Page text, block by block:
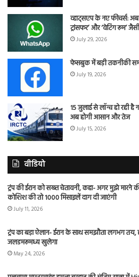
व्हाट्सएप के नए फीचर्स: अब
ट्रांसफर’ और ‘वेटिंग रूम’
July 29, 2026
फेसबुक में बड़ी तकनीकी
July 19, 2026
15 जुलाई से लॉन्च हो रही
अब होगी आसान और तेज
July 15, 2026
वीडियो
ट्रंप की ईरान को सख्त चेतावनी, कहा- अगर मुझे मारने
कोशिश की तो 1000 मिसाइलें दाग दी जाएंगी
July 11, 2026
ट्रंप का बड़ा ऐलान- ईरान के साथ समझौता लगभग तय,
जलडमरूमध्य खुलेगा
May 24, 2026